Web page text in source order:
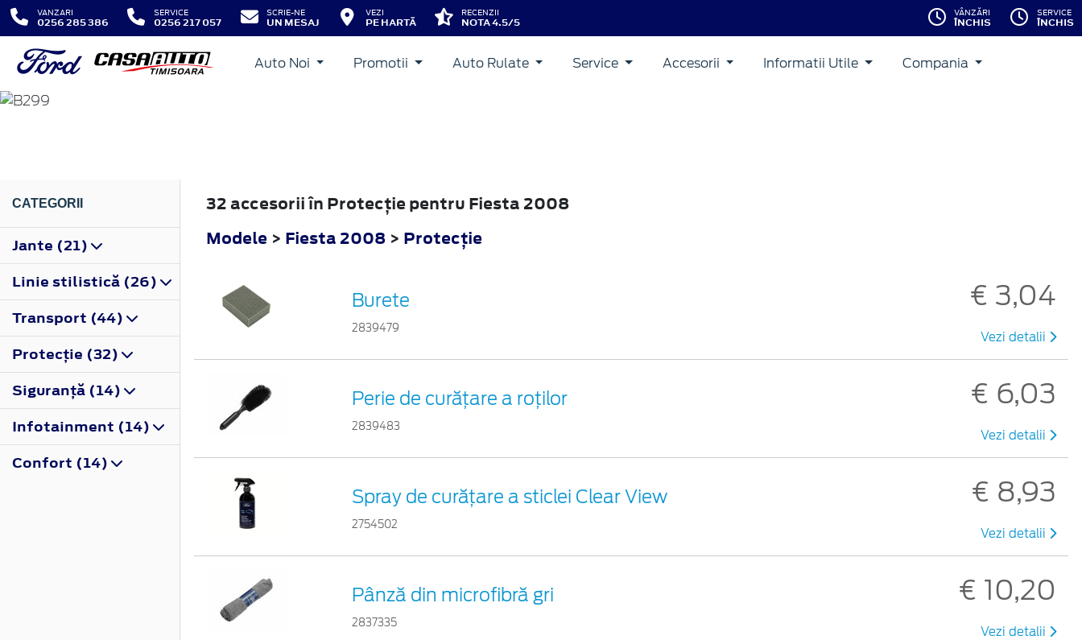
VANZARI
0256 285 386
SERVICE
0256 217 057
SCRIE-NE
UN MESAJ
VEZI
PE HARTĂ
RECENZII
NOTA 4.5/5
VÂNZĂRI
ÎNCHIS
SERVICE
ÎNCHIS
Auto Noi Promotii Auto Rulate Service Accesorii Informatii Utile Compania
FIESTA
CATEGORII
Jante (21)
Linie stilistică (26)
Transport (44)
Protecţie (32)
Siguranţă (14)
Infotainment (14)
Confort (14)
32 accesorii în Protecţie pentru Fiesta 2008
Modele > Fiesta 2008 > Protecţie
Burete
2839479
€ 3,04
Vezi detalii
Perie de curățare a roților
2839483
€ 6,03
Vezi detalii
Spray de curățare a sticlei Clear View
2754502
€ 8,93
Vezi detalii
Pânză din microfibră gri
2837335
€ 10,20
Vezi detalii